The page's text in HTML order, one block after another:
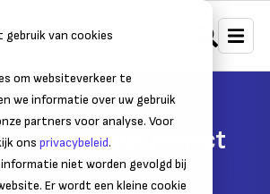
gebruik van cookies
om websiteverkeer te
we informatie over uw gebruik
partners voor analyse. Voor
ons privacybeleid.
niet worden gevolgd bij
Er wordt een kleine cookie
Productiviteit
geslaagde project